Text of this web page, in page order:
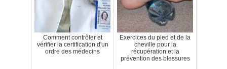
Comment contrôler et
vérifier la certification d'un
ordre des médecins
Exercices du pied et de la
cheville pour la
récupération et la
prévention des blessures